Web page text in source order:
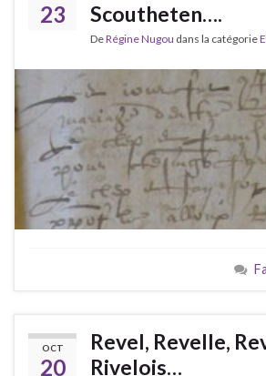
23
Scoutheten….
DeRégine Nugou dans la catégorie
OCT
20
Revel, Revelle,
Rivelois…